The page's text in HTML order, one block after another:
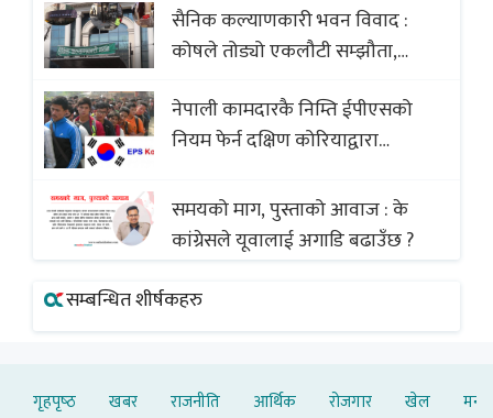
सैनिक कल्याणकारी भवन विवाद :
कोषले तोड्यो एकलौटी सम्झौता,
(भिडियो)
नेपाली कामदारकै निम्ति ईपीएसको
नियम फेर्न दक्षिण कोरियाद्वारा
समयको माग, पुस्ताको आवाज : के
कांग्रेसले यूवालाई अगाडि बढाउँछ ?
सम्बन्धित शीर्षकहरु
गृहपृष्‍ठ खबर राजनीति आर्थिक रोजगार खेल